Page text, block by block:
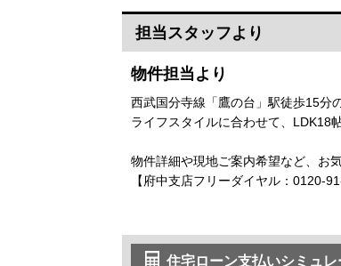
担当スタッフより
物件担当より
西武国分寺線「鷹の台」駅徒歩15分
ライフスタイルに合わせて、LDK18
物件詳細や現地ご案内希望など、お
【府中支店フリーダイヤル：0120-
住宅ローン支払いシミュレ